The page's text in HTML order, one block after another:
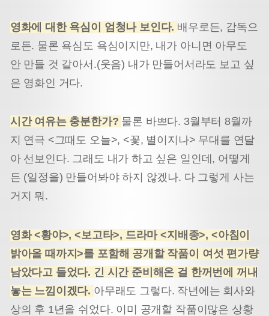
영화에 대한 욕심이 엄청나 보인다. 배우로든, 감독으
로든. 물론 욕심도 욕심이지만, 내가 아니면 아무도
안 만들 것 같아서.(웃음) 내가 만들어서라도 보고 싶
은 영화인 거다.
시간 여유는 충분한가? 물론 바쁘다. 3월부터 8월까
지 연극 <그때도 오늘>, <꽃, 별이지나> 무대를 연달
아 선보인다. 그래도 내가 하고 싶은 일인데, 어떻게
든 (일정을) 만들어봐야 하지 않겠나. 다 그렇게 사는
거지 뭐.
영화 <황야>, <보고타>, 드라마 <지배종>, <아침이
밝아올 때까지>를 포함해 공개할 작품이 여섯 편가량
남았다고 들었다. 긴 시간 준비해온 걸 한꺼번에 꺼내
놓는 느낌이겠다. 아무래도 그렇다. 작년에는 회사와
상의 후 1년을 쉬었다. 이미 공개할 작품이많은 상황